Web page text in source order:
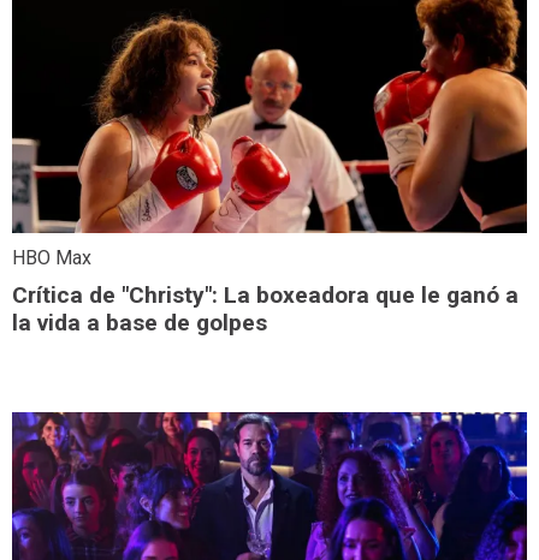
HBO Max
Crítica de "Christy": La boxeadora que le ganó a
la vida a base de golpes